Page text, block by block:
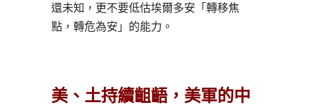
還未知，更不要低估埃爾多安「轉移焦
點，轉危為安」的能力。
美、土持續齟齬，美軍的中